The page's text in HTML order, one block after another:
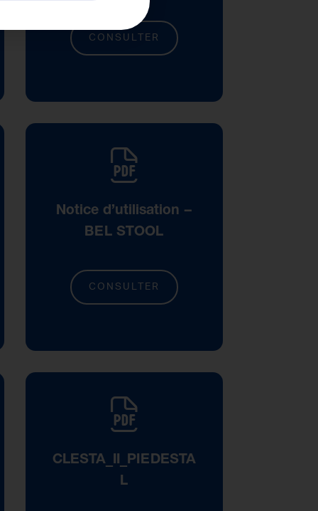
CONSULTER
Notice d’utilisation –
BEL STOOL
CONSULTER
CLESTA_II_PIEDESTA
L